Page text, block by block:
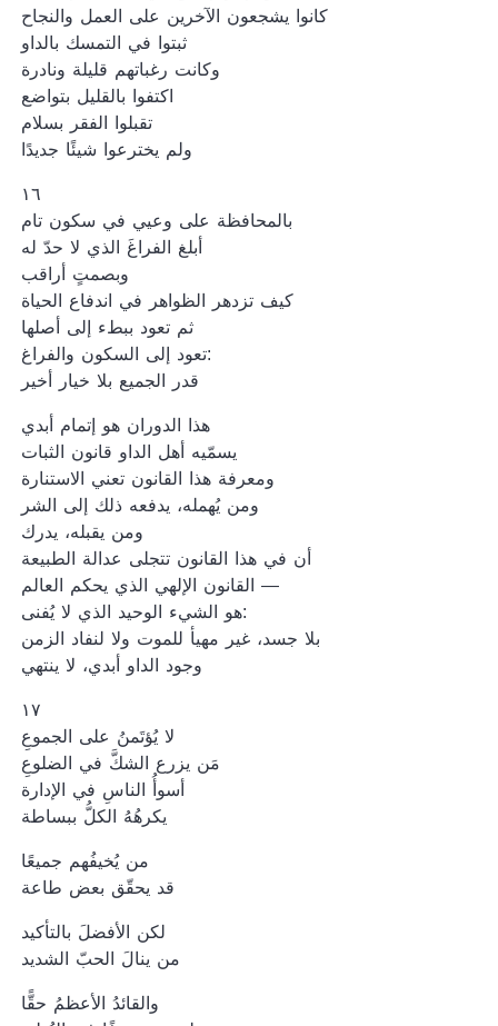
كانوا يشجعون الآخرين على العمل والنجاح
ثبتوا في التمسك بالداو
وكانت رغباتهم قليلة ونادرة
اكتفوا بالقليل بتواضع
تقبلوا الفقر بسلام
ولم يخترعوا شيئًا جديدًا
١٦
بالمحافظة على وعيي في سكون تام
أبلغ الفراغَ الذي لا حدّ له
وبصمتٍ أراقب
كيف تزدهر الظواهر في اندفاع الحياة
ثم تعود ببطء إلى أصلها
تعود إلى السكون والفراغ:
قدر الجميع بلا خيار أخير
هذا الدوران هو إتمام أبدي
يسمّيه أهل الداو قانون الثبات
ومعرفة هذا القانون تعني الاستنارة
ومن يُهمله، يدفعه ذلك إلى الشر
ومن يقبله، يدرك
أن في هذا القانون تتجلى عدالة الطبيعة
القانون الإلهي الذي يحكم العالم —
هو الشيء الوحيد الذي لا يُفنى:
بلا جسد، غير مهيأ للموت ولا لنفاد الزمن
وجود الداو أبدي، لا ينتهي
١٧
لا يُؤتَمنُ على الجموعِ
مَن يزرع الشكَّ في الضلوعِ
أسوأُ الناسِ في الإدارة
يكرهُهُ الكلُّ ببساطة
من يُخيفُهم جميعًا
قد يحقّق بعض طاعة
لكن الأفضلَ بالتأكيد
من ينالَ الحبّ الشديد
والقائدُ الأعظمُ حقًّا